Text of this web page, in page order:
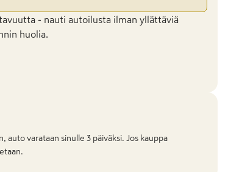
- nauti autoilusta ilman yllättäviä
huolia.
auto varataan sinulle 3 päiväksi. Jos kauppa